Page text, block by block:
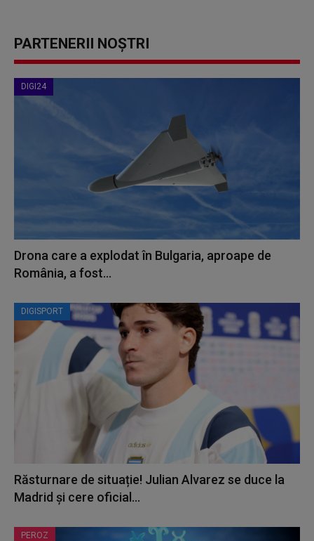
PARTENERII NOȘTRI
DIGI24
Drona care a explodat în Bulgaria, aproape de
România, a fost...
DIGISPORT
Răsturnare de situație! Julian Alvarez se duce la
Madrid și cere oficial...
PEROZ